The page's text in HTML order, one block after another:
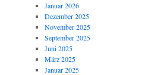
Januar 2026
Dezember 2025
November 2025
September 2025
Juni 2025
März 2025
Januar 2025